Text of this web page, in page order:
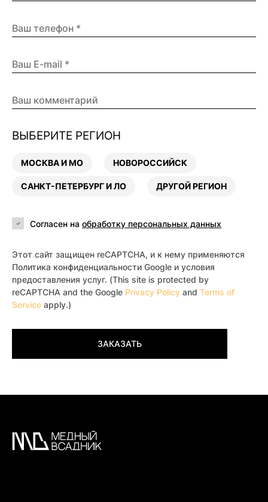
ВЫБЕРИТЕ РЕГИОН
МОСКВА И МО НОВОРОССИЙСК
САНКТ-ПЕТЕРБУРГ И ЛО ДРУГОЙ РЕГИОН
Согласен на обработку персональных данных
Этот сайт защищен reCAPTCHA, и к нему применяются
Политика конфиденциальности Google и условия
предоставления услуг. (This site is protected by
reCAPTCHA and the Google Privacy Policy and Terms of
Service apply.)